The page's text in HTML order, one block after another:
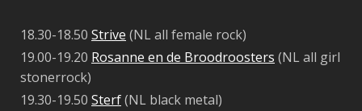
18.30-18.50 Strive (NL all female rock)
19.00-19.20 Rosanne en de Broodroosters (NL all girl
stonerrock)
19.30-19.50 Sterf(NL black metal)